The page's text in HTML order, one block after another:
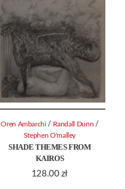
SHADE THEMES FROM
KAIROS
128.00 zł
Oren Ambarchi / Randall Dunn /
Stephen O'malley